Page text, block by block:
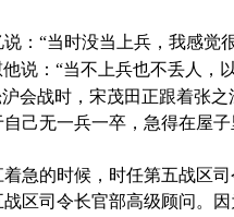
： “当时没当上兵，我感觉
他说：“当不上兵也不丢人，
沪会战时，宋茂田正跟着张
己无一兵一卒，急得在屋
着急的时候，时任第五战区
区司令长官部高级顾问。